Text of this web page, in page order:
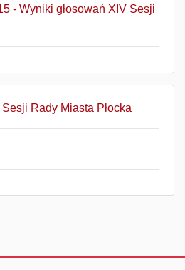
- Wyniki głosowań XIV Sesji
Rady Miasta Płocka